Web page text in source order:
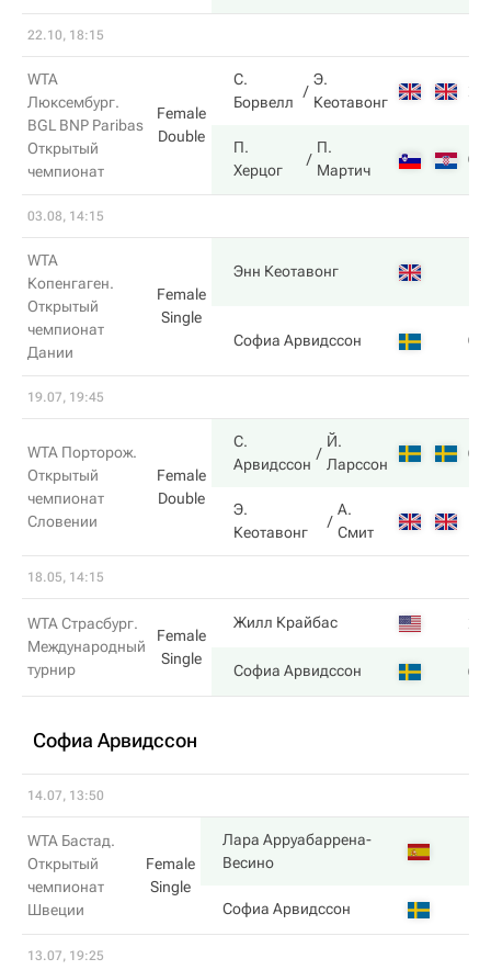
22.10, 18:15
WTA
Люксембург.
BGL BNP Paribas
Открытый
чемпионат
Female
Double
С.
Борвелл
Э.
Кеотавонг
2
П.
Херцог
П.
Мартич
6
03.08, 14:15
WTA
Копенгаген.
Открытый
чемпионат
Дании
Female
Single
Энн Кеотавонг
Софиа Арвидссон 6
19.07, 19:45
WTA Порторож.
Открытый
чемпионат
Словении
Female
Double
С.
Арвидссон
Й.
Ларссон
6
Э.
Кеотавонг
А.
Смит
18.05, 14:15
WTA Страсбург.
Международный
турнир
Female
Single
Жилл Крайбас 2
Софиа Арвидссон 6
Софиа Арвидссон
14.07, 13:50
WTA Бастад.
Открытый
чемпионат
Швеции
Female
Single
Лара Арруабаррена-
Весино
Софиа Арвидссон
13.07, 19:25